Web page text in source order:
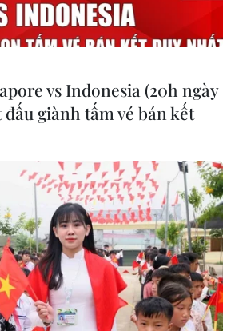
kích tàu tình nghi buôn
vs Indonesia (20h ngày
đấu giành tấm vé bán kết